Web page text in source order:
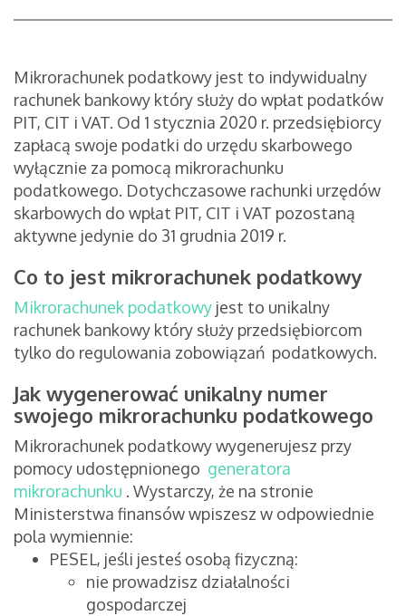
Mikrorachunek podatkowy jest to indywidualny
rachunek bankowy który służy do wpłat podatków
PIT, CIT i VAT. Od 1 stycznia 2020 r. przedsiębiorcy
zapłacą swoje podatki do urzędu skarbowego
wyłącznie za pomocą mikrorachunku
podatkowego. Dotychczasowe rachunki urzędów
skarbowych do wpłat PIT, CIT i VAT pozostaną
aktywne jedynie do 31 grudnia 2019 r.
Co to jest mikrorachunek podatkowy
Mikrorachunek podatkowy jest to unikalny
rachunek bankowy który służy przedsiębiorcom
tylko do regulowania zobowiązań podatkowych.
Jak wygenerować unikalny numer
swojego mikrorachunku podatkowego
Mikrorachunek podatkowy wygenerujesz przy
pomocy udostępnionego generatora
mikrorachunku . Wystarczy, że na stronie
Ministerstwa finansów wpiszesz w odpowiednie
pola wymiennie:
PESEL, jeśli jesteś osobą fizyczną:
nie prowadzisz działalności
gospodarczej